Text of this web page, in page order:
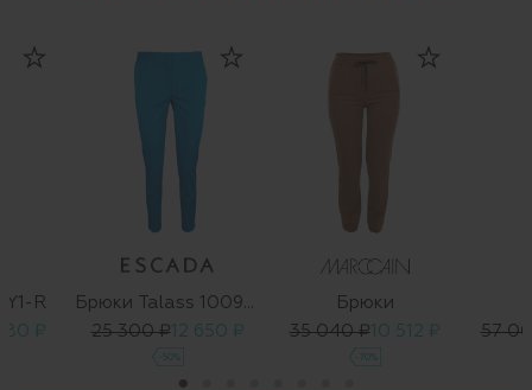
R
₽
Брюки Talass 1009323 01
25 300 ₽12 650 ₽
-50%
Брюки
35 040 ₽10 512 ₽
-70%
57